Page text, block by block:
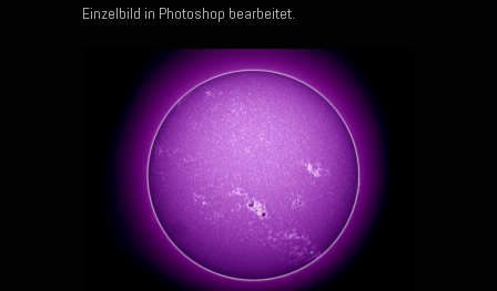
Einzelbild in Photoshop bearbeitet.